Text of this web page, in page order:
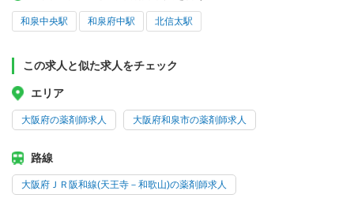
和泉中央駅 和泉府中駅 北信太駅
この求人と似た求人をチェック
エリア
大阪府の薬剤師求人 大阪府和泉市の薬剤師求人
路線
大阪府ＪＲ阪和線(天王寺－和歌山)の薬剤師求人